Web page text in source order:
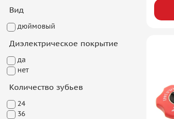
Вид
дюймовый
Диэлектрическое покрытие
да
нет
Количество зубьев
24
36